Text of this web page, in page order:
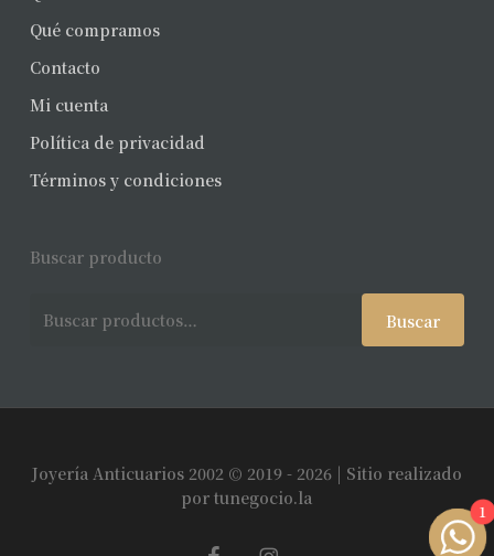
Qué compramos
Contacto
Mi cuenta
Política de privacidad
Términos y condiciones
Buscar producto
Buscar
Joyería Anticuarios 2002 © 2019 - 2026 | Sitio realizado
portunegocio.la
1